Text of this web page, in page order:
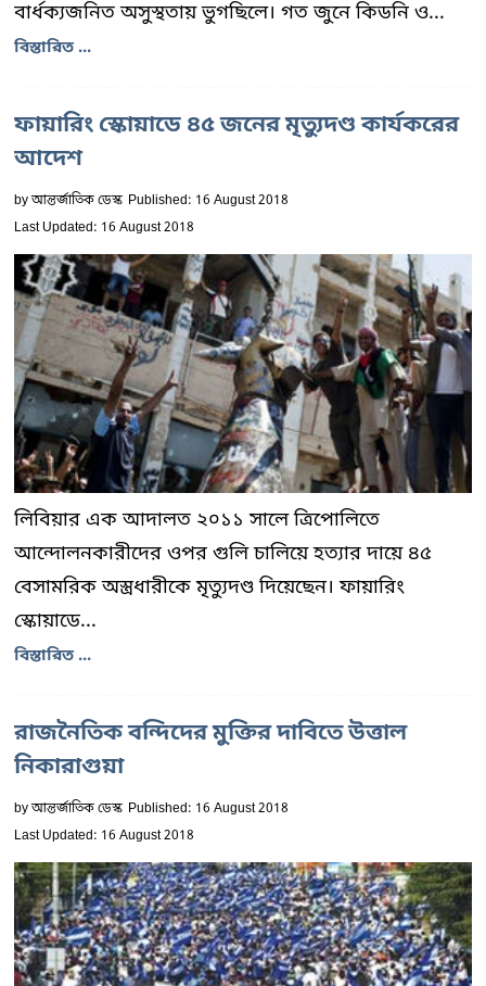
বার্ধক্যজনিত অসুস্থতায় ভুগছিলে। গত জুনে কিডনি ও...
বিস্তারিত ...
ফায়ারিং স্কোয়াডে ৪৫ জনের মৃত্যুদণ্ড কার্যকরের
আদেশ
byআন্তর্জাতিক ডেস্ক Published: 16 August 2018
Last Updated: 16 August 2018
লিবিয়ার এক আদালত ২০১১ সালে ত্রিপোলিতে
আন্দোলনকারীদের ওপর গুলি চালিয়ে হত্যার দায়ে ৪৫
বেসামরিক অস্ত্রধারীকে মৃত্যুদণ্ড দিয়েছেন। ফায়ারিং
স্কোয়াডে...
বিস্তারিত ...
রাজনৈতিক বন্দিদের মুক্তির দাবিতে উত্তাল
নিকারাগুয়া
byআন্তর্জাতিক ডেস্ক Published: 16 August 2018
Last Updated: 16 August 2018